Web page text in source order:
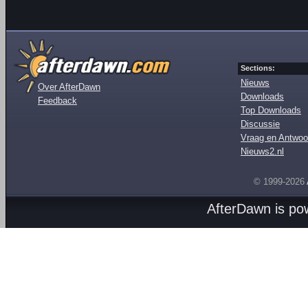
Over AfterDawn
Feedback
Sections:
Nieuws
Downloads
Top Downloads
Discussie
Vraag en
Nieuws2.nl
© 1999-2026
AfterDawn is